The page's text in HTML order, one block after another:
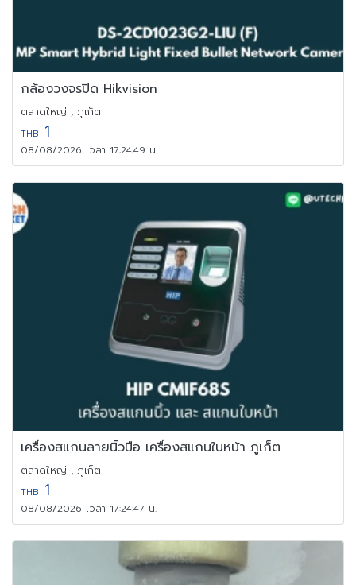
กล้องวงจรปิด Hikvision
ตลาดใหญ่ , ภูเก็ต
THB 1
08/08/2026 เวลา 17:24:49 น.
เครื่องสแกนลายนิ้วมือ เครื่องสแกนใบหน้า ภูเก็ต
ตลาดใหญ่ , ภูเก็ต
THB 1
08/08/2026 เวลา 17:24:47 น.